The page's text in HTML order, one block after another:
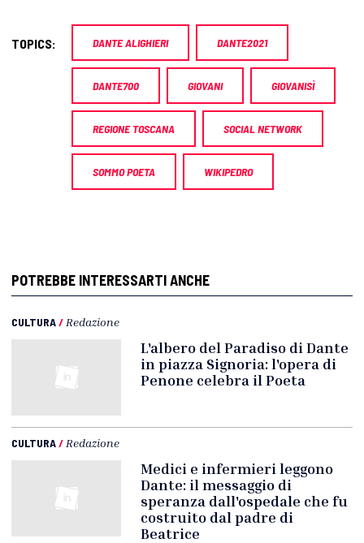
TOPICS: DANTE ALIGHIERI DANTE2021
DANTE700 GIOVANI GIOVANISÌ
REGIONE TOSCANA SOCIAL NETWORK
SOMMO POETA WIKIPEDRO
POTREBBE INTERESSARTI ANCHE
CULTURA/ Redazione
L'albero del Paradiso di Dante
in piazza Signoria: l'opera di
Penone celebra il Poeta
CULTURA/ Redazione
Medici e infermieri leggono
Dante: il messaggio di
speranza dall'ospedale che fu
costruito dal padre di
Beatrice